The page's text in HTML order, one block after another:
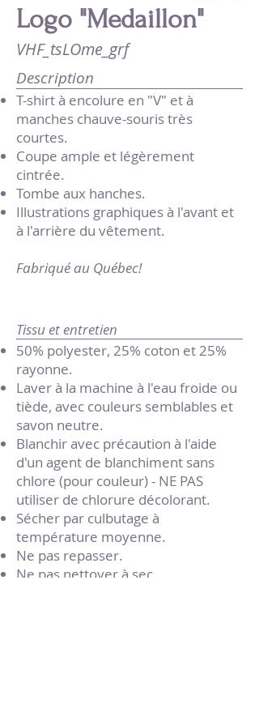
Logo "Medaillon"
VHF_tsLOme_grf
Description
T-shirt à encolure en "V" et à
manches chauve-souris très
courtes.
Coupe ample et légèrement
cintrée.
Tombe aux hanches.
Illustrations graphiques à l'avant et
à l'arrière du vêtement.
Fabriqué au Québec!
Tissu et entretien
50% polyester, 25% coton et 25%
rayonne.
Laver à la machine à l'eau froide ou
tiède, avec couleurs semblables et
savon neutre.
Blanchir avec précaution à l'aide
d'un agent de blanchiment sans
chlore (pour couleur) - NE PAS
utiliser de chlorure décolorant.
Sécher par culbutage à
température moyenne.
Ne pas repasser.
Ne pas nettoyer à sec.